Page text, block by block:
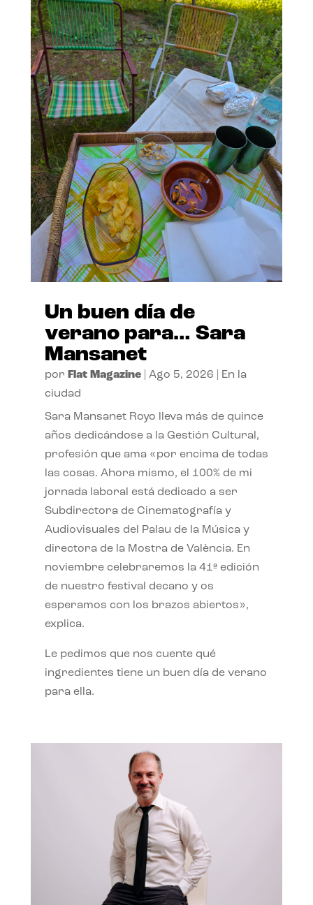
Un buen día de
verano para… Sara
Mansanet
por Flat Magazine| Ago 5, 2026
En la
ciudad
Sara Mansanet Royo lleva más de quince
años dedicándose a la Gestión Cultural,
profesión que ama «por encima de todas
las cosas. Ahora mismo, el 100% de mi
jornada laboral está dedicado a ser
Subdirectora de Cinematografía y
Audiovisuales del Palau de la Música y
directora de la Mostra de València. En
noviembre celebraremos la 41ª edición
de nuestro festival decano y os
esperamos con los brazos abiertos»,
explica.
Le pedimos que nos cuente qué
ingredientes tiene un buen día de verano
para ella.